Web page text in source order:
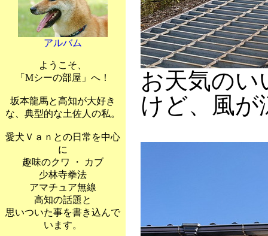
アルバム
ようこそ、
「Mシーの部屋」へ！
坂本龍馬と高知が大好き
な、典型的な土佐人の私。
愛犬Ｖａｎとの日常を中心
に
趣味のクワ ・ カブ
少林寺拳法
アマチュア無線
高知の話題と
思いついた事を書き込んで
います。
お天気のい
けど、風が